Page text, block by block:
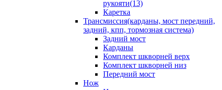
рукояти(13)
Каретка
Трансмиссия(карданы, мост передний,
задний, кпп, тормозная система)
Задний мост
Карданы
Комплект шкворней верх
Комплект шкворней низ
Передний мост
Нож